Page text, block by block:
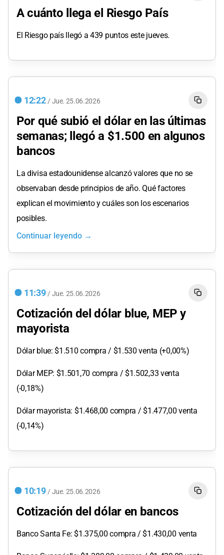
A cuánto llega el Riesgo País
El Riesgo país llegó a 439 puntos este jueves.
12:22 / Jue. 25.06.2026
Por qué subió el dólar en las últimas
semanas; llegó a $1.500 en algunos
bancos
La divisa estadounidense alcanzó valores que no se
observaban desde principios de año. Qué factores
explican el movimiento y cuáles son los escenarios
posibles.
Continuar leyendo →
11:39 / Jue. 25.06.2026
Cotización del dólar blue, MEP y
mayorista
Dólar blue: $1.510 compra / $1.530 venta (+0,00%)
Dólar MEP: $1.501,70 compra / $1.502,33 venta
(-0,18%)
Dólar mayorista: $1.468,00 compra / $1.477,00 venta
(-0,14%)
10:19 / Jue. 25.06.2026
Cotización del dólar en bancos
Banco Santa Fe: $1.375,00 compra / $1.430,00 venta